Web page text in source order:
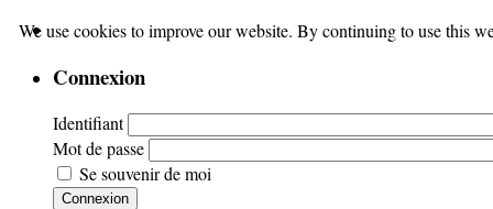
Connexion
Identifiant
Mot de passe
Se souvenir de moi
Connexion
We use cookies to improve our website. By continuing to use this